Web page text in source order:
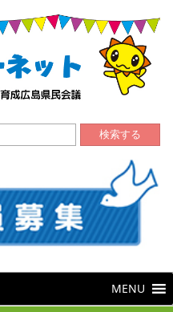
検索する
MENU